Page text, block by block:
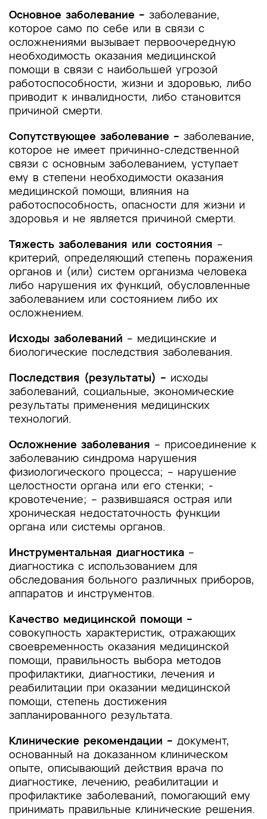
Приложение А3. Справочные материалы,
включая соответствие показаний к
применению и противопоказаний, способов
применения и доз лекарственных препаратов,
инструкции по применению лекарственного
препарата
Приложение A3.1 Клиническая
характеристика основных синдромов
поражения дыхательных путей
Приложение A3.2 Возбудители ОРВИ и
основные синдромы поражения дыхательных
путей
Приложение A3.3 Критерии тяжести ОРВИ
диагностика гриппа и других ОРВИ
Приложение A3.5 Медицинские услуги при
амбулаторном наблюдении для лечения
(при необходимости) заболевания, оценки
состояния и контроля за лечением
Приложение Б. Алгоритмы действий врача
Приложение Г1-ГN. Шкалы оценки, вопросники
и другие оценочные инструменты состояния
пациента, приведенные в клинических
Основное заболевание – заболевание,
которое само по себе или в связи с
осложнениями вызывает первоочередную
необходимость оказания медицинской
помощи в связи с наибольшей угрозой
работоспособности, жизни и здоровью, либо
приводит к инвалидности, либо становится
причиной смерти.
Сопутствующее заболевание – заболевание,
которое не имеет причинно­-следственной
связи с основным заболеванием, уступает
ему в степени необходимости оказания
медицинской помощи, влияния на
работоспособность, опасности для жизни и
здоровья и не является причиной смерти.
Тяжесть заболевания или состояния –
критерий, определяющий степень поражения
органов и (или) систем организма человека
либо нарушения их функций, обусловленные
заболеванием или состоянием либо их
осложнением.
Исходы заболеваний – медицинские и
биологические последствия заболевания.
Последствия (результаты) – исходы
заболеваний, социальные, экономические
результаты применения медицинских
технологий.
Осложнение заболевания – присоединение к
заболеванию синдрома нарушения
физиологического процесса; – нарушение
целостности органа или его стенки; -
кровотечение; – развившаяся острая или
хроническая недостаточность функции
органа или системы органов.
Инструментальная диагностика –
диагностика с использованием для
обследования больного различных приборов,
аппаратов и инструментов.
Качество медицинской помощи –
совокупность характеристик, отражающих
своевременность оказания медицинской
помощи, правильность выбора методов
профилактики, диагностики, лечения и
реабилитации при оказании медицинской
помощи, степень достижения
запланированного результата.
Клинические рекомендации – документ,
основанный на доказанном клиническом
опыте, описывающий действия врача по
диагностике, лечению, реабилитации и
профилактике заболеваний, помогающий ему
принимать правильные клинические решения.